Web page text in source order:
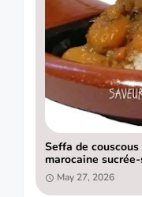
Seffa de
marocaine
May 27, 2026